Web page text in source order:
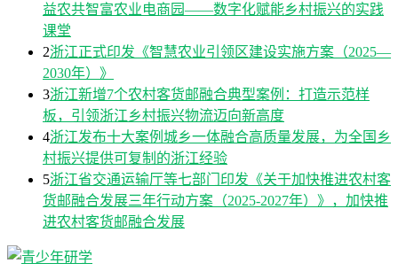
益农共智富农业电商园——数字化赋能乡村振兴的实践
课堂
2浙江正式印发《智慧农业引领区建设实施方案（2025—
2030年）》
3浙江新增7个农村客货邮融合典型案例：打造示范样
板，引领浙江乡村振兴物流迈向新高度
4浙江发布十大案例城乡一体融合高质量发展，为全国乡
村振兴提供可复制的浙江经验
5浙江省交通运输厅等七部门印发《关于加快推进农村客
货邮融合发展三年行动方案（2025-2027年）》，加快推
进农村客货邮融合发展